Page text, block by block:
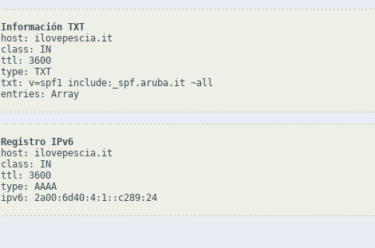
Información TXT
host: ilovepescia.it
class: IN
ttl: 3600
type: TXT
txt: v=spf1 include:_spf.aruba.it ~all
entries: Array
Registro IPv6
host: ilovepescia.it
class: IN
ttl: 3600
type: AAAA
ipv6: 2a00:6d40:4:1::c289:24